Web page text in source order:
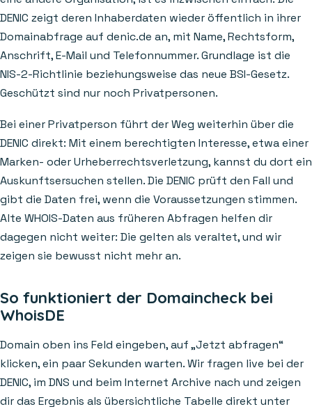
DENIC zeigt deren Inhaberdaten wieder öffentlich in ihrer
Domainabfrage auf denic.de an, mit Name, Rechtsform,
Anschrift, E-Mail und Telefonnummer. Grundlage ist die
NIS-2-Richtlinie beziehungsweise das neue BSI-Gesetz.
Geschützt sind nur noch Privatpersonen.
Bei einer Privatperson führt der Weg weiterhin über die
DENIC direkt: Mit einem berechtigten Interesse, etwa einer
Marken- oder Urheberrechtsverletzung, kannst du dort ein
Auskunftsersuchen stellen. Die DENIC prüft den Fall und
gibt die Daten frei, wenn die Voraussetzungen stimmen.
Alte WHOIS-Daten aus früheren Abfragen helfen dir
dagegen nicht weiter: Die gelten als veraltet, und wir
zeigen sie bewusst nicht mehr an.
So funktioniert der Domaincheck bei
WhoisDE
Domain oben ins Feld eingeben, auf „Jetzt abfragen“
klicken, ein paar Sekunden warten. Wir fragen live bei der
DENIC, im DNS und beim Internet Archive nach und zeigen
dir das Ergebnis als übersichtliche Tabelle direkt unter